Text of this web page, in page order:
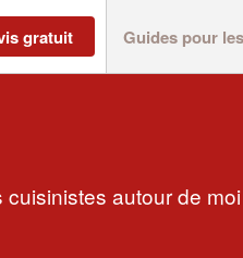
gratuit Guides pour
autour de moi